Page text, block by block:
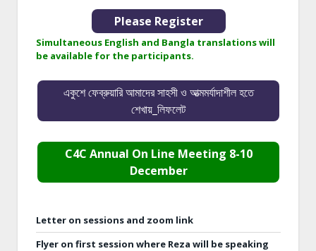
Please Register
Simultaneous English and Bangla translations will
be available for the participants.
একুশে ফেব্রুয়ারি আমাদের সাহসী ও আত্মমর্যাদাশীল হতে
শেখায়_লিফলেট
C4C Annual On Line Meeting 8-10
December
Letter on sessions and zoom link
Flyer on first session where Reza will be speaking